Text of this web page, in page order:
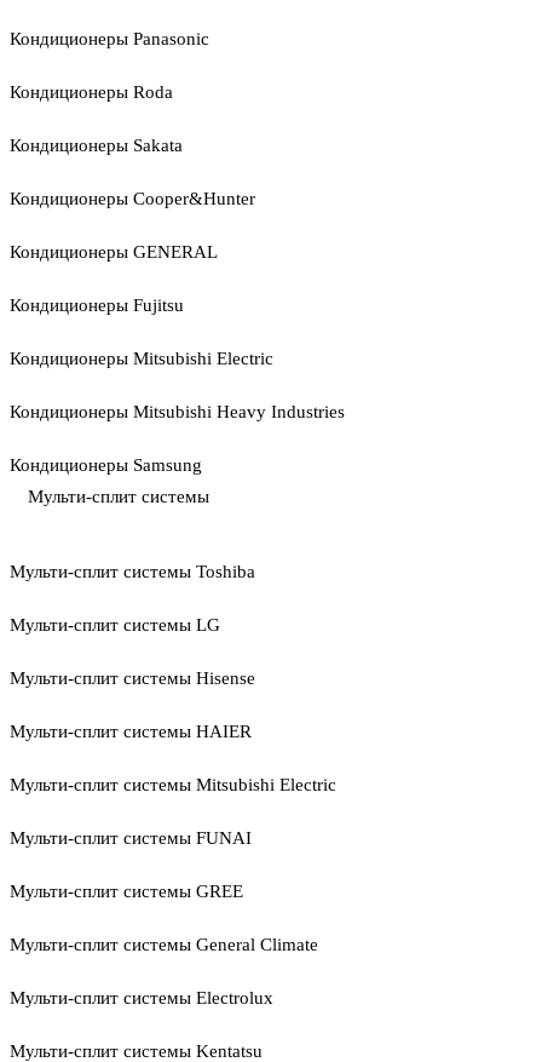
Кондиционеры Panasonic
Кондиционеры Roda
Кондиционеры Sakata
Кондиционеры Cooper&Hunter
Кондиционеры GENERAL
Кондиционеры Fujitsu
Кондиционеры Mitsubishi Electric
Кондиционеры Mitsubishi Heavy Industries
Кондиционеры Samsung
Мульти-сплит системы
Мульти-сплит системы Toshiba
Мульти-сплит системы LG
Мульти-сплит системы Hisense
Мульти-сплит системы HAIER
Мульти-сплит системы Mitsubishi Electric
Мульти-сплит системы FUNAI
Мульти-сплит системы GREE
Мульти-сплит системы General Climate
Мульти-сплит системы Electrolux
Мульти-сплит системы Kentatsu